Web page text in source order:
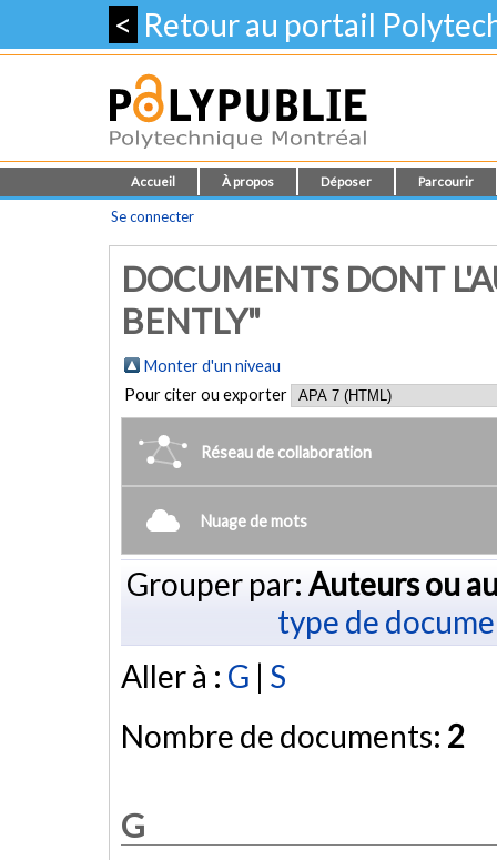
< Retour au portail
Accueil À propos Déposer Parcourir
Se connecter
DOCUMENTS DONT
BENTLY"
Monter d'un niveau
Pour citer ou exporter
Réseau de collaboration
Nuage de mots
Grouper par: Auteurs ou
type de
Aller à : G | S
Nombre de documents: 2
G